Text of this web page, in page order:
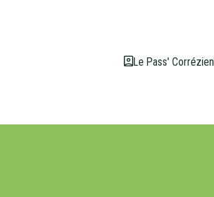
Le Pass' Corrézien